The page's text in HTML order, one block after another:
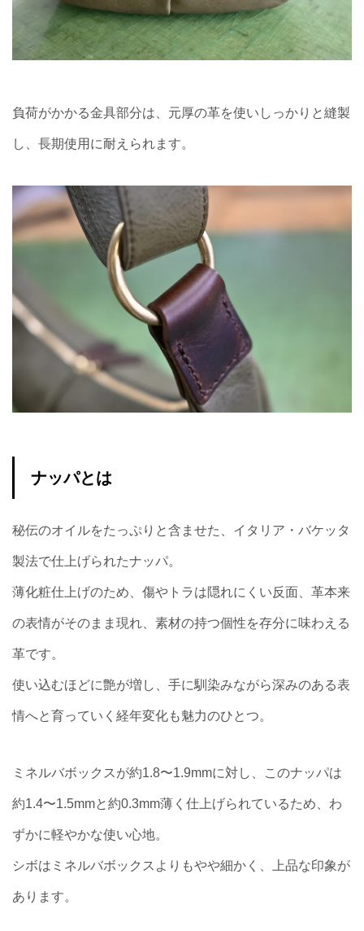
負荷がかかる金具部分は、元厚の革を使いしっかりと縫製
し、長期使用に耐えられます。
ナッパとは
秘伝のオイルをたっぷりと含ませた、イタリア・バケッタ
製法で仕上げられたナッパ。
薄化粧仕上げのため、傷やトラは隠れにくい反面、革本来
の表情がそのまま現れ、素材の持つ個性を存分に味わえる
革です。
使い込むほどに艶が増し、手に馴染みながら深みのある表
情へと育っていく経年変化も魅力のひとつ。
ミネルバボックスが約1.8〜1.9mmに対し、このナッパは
約1.4〜1.5mmと約0.3mm薄く仕上げられているため、わ
ずかに軽やかな使い心地。
シボはミネルバボックスよりもやや細かく、上品な印象が
あります。